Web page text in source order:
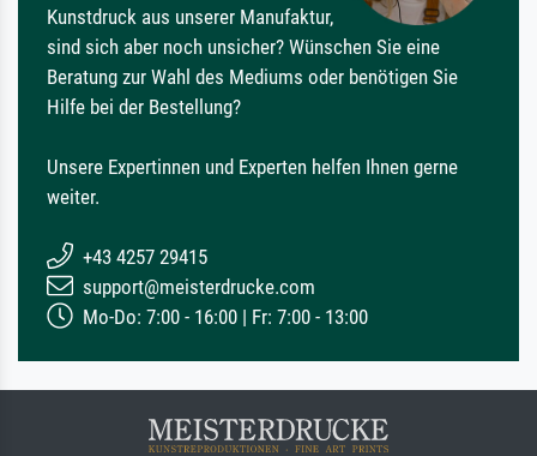
Kunstdruck aus unserer Manufaktur,
sind sich aber noch unsicher? Wünschen Sie eine
Beratung zur Wahl des Mediums oder benötigen Sie
Hilfe bei der Bestellung?
Unsere Expertinnen und Experten helfen Ihnen gerne
weiter.
+43 4257 29415
support@meisterdrucke.com
Mo-Do: 7:00 - 16:00 | Fr: 7:00 - 13:00